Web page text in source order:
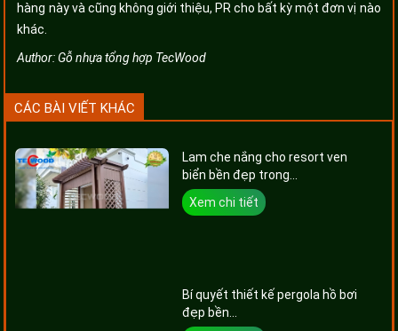
hàng này và cũng không giới thiệu, PR cho bất kỳ một đơn vị nào
khác.
Author:Gỗ nhựa tổng hợp TecWood
CÁC BÀI VIẾT KHÁC
Lam che nắng cho resort ven
biển bền đẹp trong...
Xem chi tiết
Bí quyết thiết kế pergola hồ bơi
đẹp bền...